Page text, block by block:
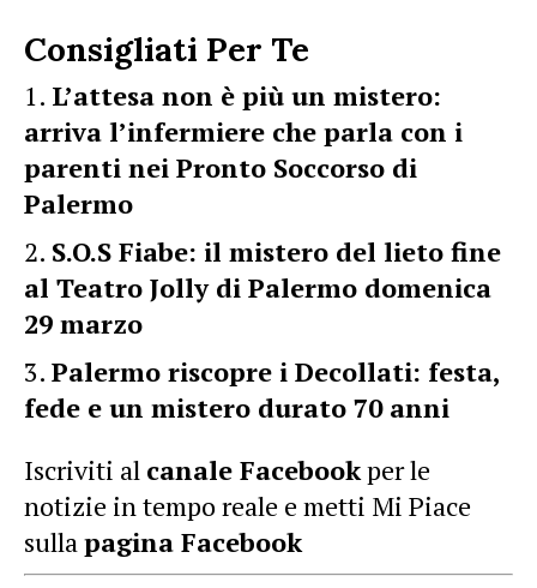
Consigliati Per Te
L’attesa non è più un mistero:
arriva l’infermiere che parla con i
parenti nei Pronto Soccorso di
Palermo
S.O.S Fiabe: il mistero del lieto fine
al Teatro Jolly di Palermo domenica
29 marzo
Palermo riscopre i Decollati: festa,
fede e un mistero durato 70 anni
Iscriviti al canale Facebookper le
notizie in tempo reale e metti Mi Piace
sullapagina Facebook